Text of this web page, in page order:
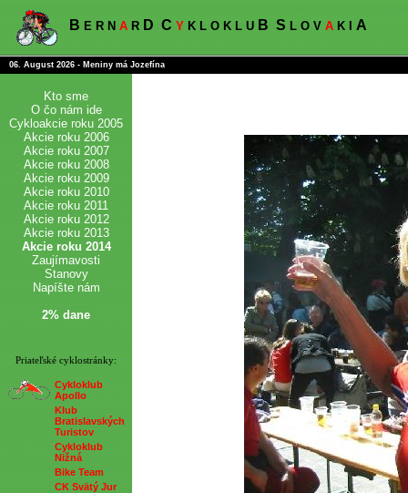
B E R N A R D C Y K L O K L U B S L O V A K I A
06. August 2026 - Meniny má Jozefína
Kto sme
O čo nám ide
Cykloakcie roku 2005
Akcie roku 2006
Akcie roku 2007
Akcie roku 2008
Akcie roku 2009
Akcie roku 2010
Akcie roku 2011
Akcie roku 2012
Akcie roku 2013
Akcie roku 2014
Zaujímavosti
Stanovy
Napíšte nám
2% dane
Priateľské cyklostránky:
Cykloklub
Apollo
Klub
Bratislavských
Turistov
Cykloklub
Nižná
Bike Team
CK Svätý Jur